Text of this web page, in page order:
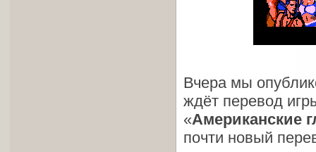
Вчера мы
ждёт перевод
«Американские
почти новый